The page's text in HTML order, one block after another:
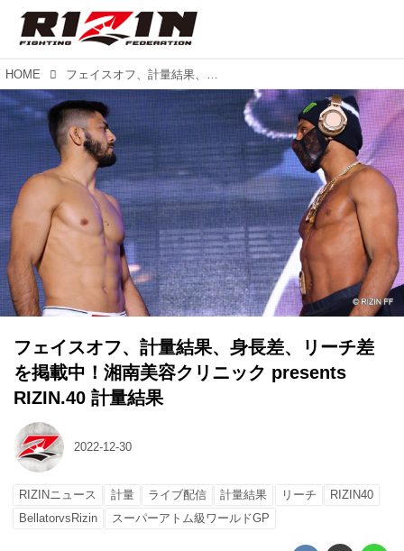
HOME フェイスオフ、計量結果、身長差、リーチ差を掲載中！湘南美容クリニック presents RIZIN.40 計量結果
フェイスオフ、計量結果、身長差、リーチ差
を掲載中！湘南美容クリニック presents
RIZIN.40 計量結果
2022-12-30
RIZINニュース 計量 ライブ配信 計量結果 リーチ
RIZIN40
BellatorvsRizin
スーパーアトム級ワールドGP